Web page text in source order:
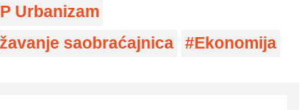
Urbanizam
saobraćajnica
Ekonomija